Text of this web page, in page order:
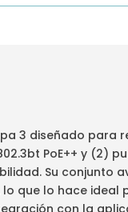
3 diseñado
PoE++ y (2)
Su conjunto
lo que lo hace